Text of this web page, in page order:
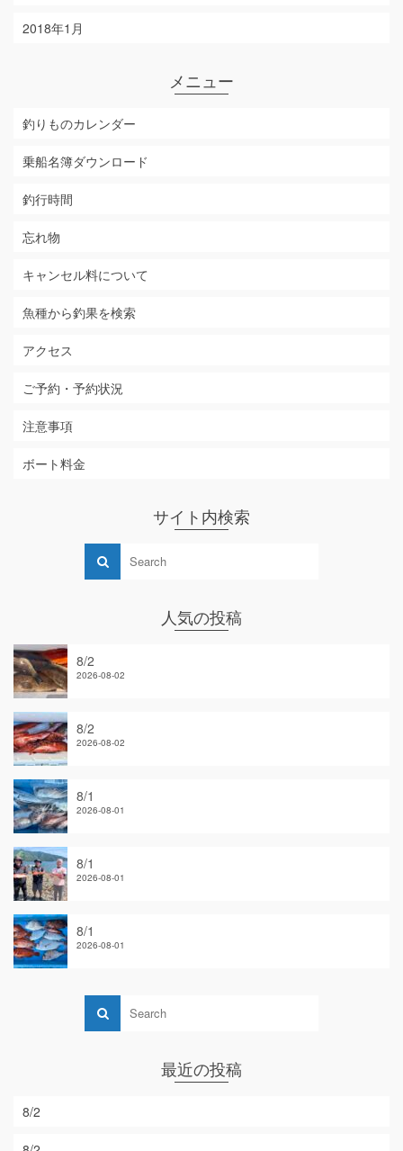
2018年1月
メニュー
釣りものカレンダー
乗船名簿ダウンロード
釣行時間
忘れ物
キャンセル料について
魚種から釣果を検索
アクセス
ご予約・予約状況
注意事項
ボート料金
サイト内検索
人気の投稿
8/2
2026-08-02
8/2
2026-08-02
8/1
2026-08-01
8/1
2026-08-01
8/1
2026-08-01
最近の投稿
8/2